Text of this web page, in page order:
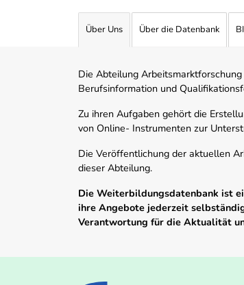
Über Uns Über die Datenbank
Die Abteilung
Berufsinformation und
Zu ihren Aufgaben gehört die
von Online- Instrumenten zur
Die Veröffentlichung der aktuellen
dieser Abteilung.
Die Weiterbildungsdatenbank ist
ihre Angebote jederzeit
Verantwortung für die Aktualität